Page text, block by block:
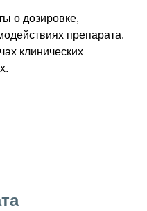
о дозировке,
препарата.
клинических